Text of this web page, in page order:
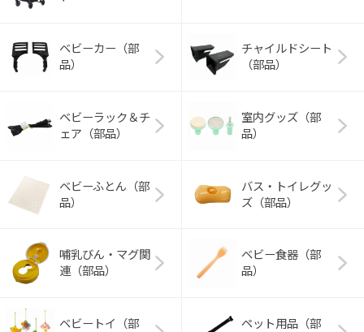
ベビーカー（部
品）
チャイルドシート
（部品）
ベビーラック＆チ
ェア（部品）
室内グッズ（部
品）
ベビーふとん（部
品）
バス・トイレグッ
ズ（部品）
哺乳びん・マグ関
連（部品）
ベビー食器（部
品）
ベビートイ（部
ペット用品（部